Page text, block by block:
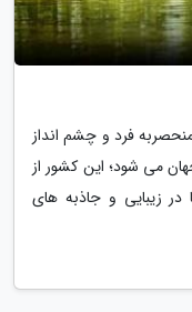
فرد و چشم انداز
می شود؛ این کشور از
زیبایی و جاذبه های